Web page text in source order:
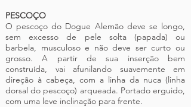
PESCOÇO
O pescoço do Dogue Alemão deve se longo,
sem excesso de pele solta (papada) ou
barbela, musculoso e não deve ser curto ou
grosso. A partir de sua inserção bem
construída, vai afunilando suavemente em
direção à cabeça, com a linha da nuca (linha
dorsal do pescoço) arqueada. Portado erguido,
com uma leve inclinação para frente.